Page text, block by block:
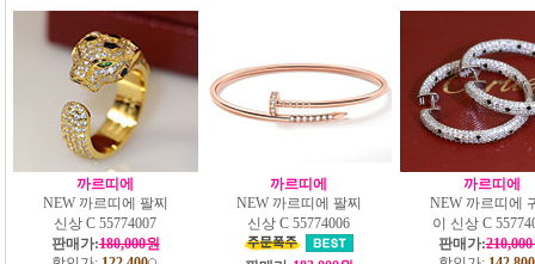
까르띠에
NEW 까르띠에 팔찌
신상 C 55774007
판매가:180,000원
까르띠에
NEW 까르띠에 팔찌
신상 C 55774006
까르띠에
NEW 까르띠에
이 신상 C
판매가: